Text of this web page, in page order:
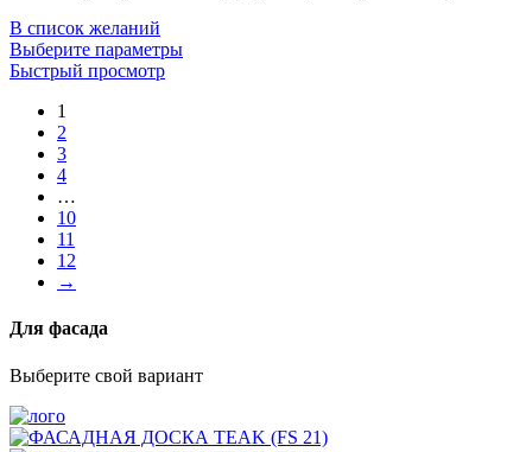
В список желаний
Выберите параметры
Быстрый просмотр
1
2
3
4
…
10
11
12
→
Для фасада
Выберите свой вариант